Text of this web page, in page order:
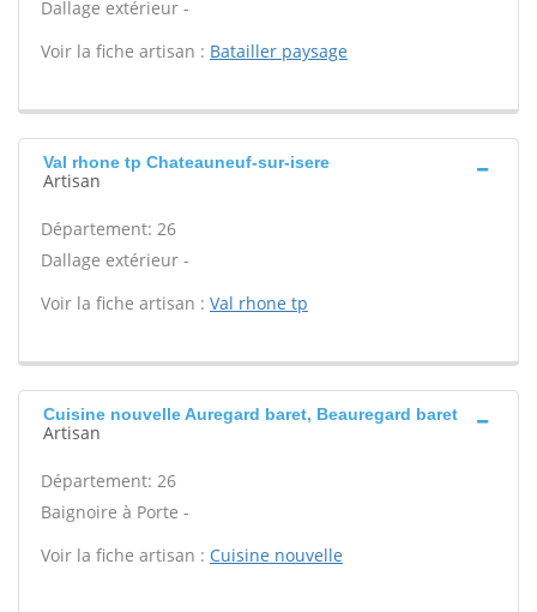
Dallage extérieur -
Voir la fiche artisan : Batailler paysage
Val rhone tp Chateauneuf-sur-isere
Artisan
Département: 26
Dallage extérieur -
Voir la fiche artisan : Val rhone tp
Cuisine nouvelle Auregard baret, Beauregard baret
Artisan
Département: 26
Baignoire à Porte -
Voir la fiche artisan : Cuisine nouvelle